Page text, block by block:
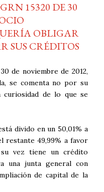
15320 DE 30
OBLIGAR
SUS CRÉDITOS
de noviembre de 2012,
se comenta no por su
de lo que se
divido en un 50,01% a
restante 49,99% a favor
vez tiene un crédito
una junta general con
de capital de la